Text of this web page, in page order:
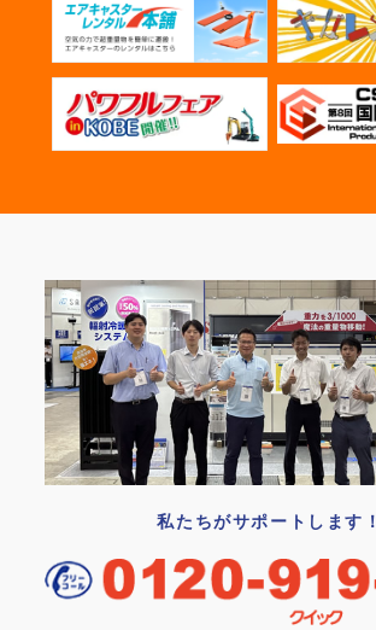
私たちがサポートします！